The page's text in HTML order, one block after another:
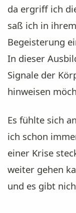
da ergriff ich
saß ich in
Begeisterung
In dieser
Signale der
hinweisen
Es fühlte sich
ich schon
einer Krise
weiter gehen
und es gibt